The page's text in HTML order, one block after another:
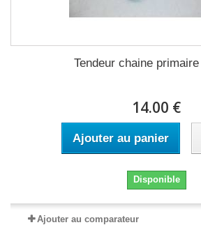
Tendeur chaine
14.00 €
Ajouter au panier
Disponible
Ajouter au comparateur